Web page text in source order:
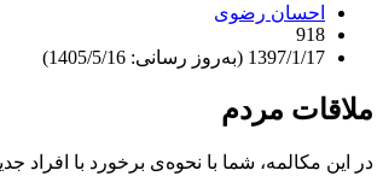
احسان رضوی
918
1397/1/17 (به‌روز رسانی: 1405/5/16)
ملاقات مردم
در این مکالمه، شما با نحوه‌ی برخورد با افراد